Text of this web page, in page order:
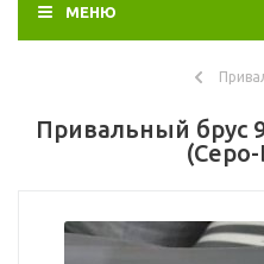
МЕНЮ
Привальный брус